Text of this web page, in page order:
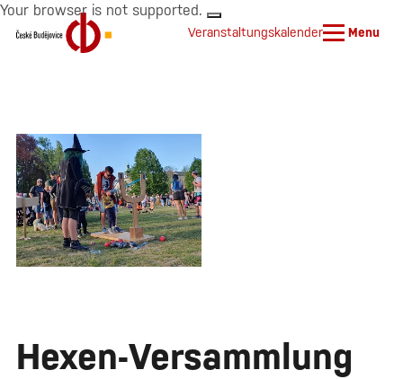
Your browser is not supported.
Veranstaltungskalender Menu
Hexen-Versammlung